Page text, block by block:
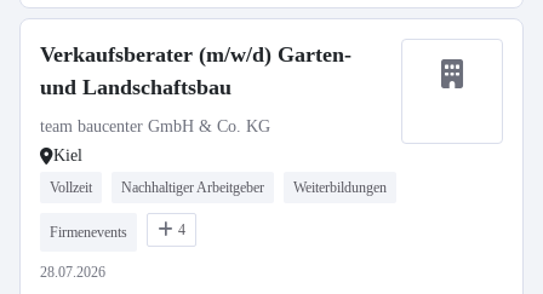
Verkaufsberater (m/w/d) Garten-
und Landschaftsbau
team baucenter GmbH & Co. KG
Kiel
Vollzeit Nachhaltiger Arbeitgeber Weiterbildungen
Firmenevents 4
28.07.2026